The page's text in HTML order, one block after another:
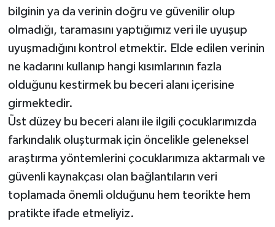
bilginin ya da verinin doğru ve güvenilir olup
olmadığı, taramasını yaptığımız veri ile uyuşup
uyuşmadığını kontrol etmektir. Elde edilen verinin
ne kadarını kullanıp hangi kısımlarının fazla
olduğunu kestirmek bu beceri alanı içerisine
girmektedir.
Üst düzey bu beceri alanı ile ilgili çocuklarımızda
farkındalık oluşturmak için öncelikle geleneksel
araştırma yöntemlerini çocuklarımıza aktarmalı ve
güvenli kaynakçası olan bağlantıların veri
toplamada önemli olduğunu hem teorikte hem
pratikte ifade etmeliyiz.